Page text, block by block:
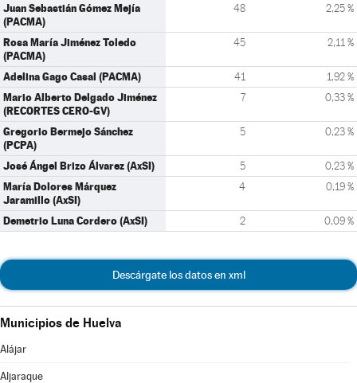
Juan Sebastián Gómez Mejía
(PACMA)
48 2,25 %
Rosa María Jiménez Toledo
(PACMA)
45 2,11 %
Adelina Gago Casal (PACMA) 41 1,92 %
Mario Alberto Delgado Jiménez
(RECORTES CERO-GV)
7 0,33 %
Gregorio Bermejo Sánchez
(PCPA)
5 0,23 %
José Ángel Brizo Álvarez (AxSI) 5 0,23 %
María Dolores Márquez
Jaramillo (AxSI)
4 0,19 %
Demetrio Luna Cordero (AxSI) 2 0,09 %
Descárgate los datos en xml
Municipios de Huelva
Alájar
Aljaraque